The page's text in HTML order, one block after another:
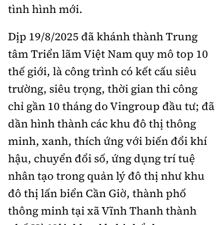
tình hình mới.
Dịp 19/8/2025 đã khánh thành Trung
tâm Triển lãm Việt Nam quy mô top 10
thế giới, là công trình có kết cấu siêu
trường, siêu trọng, thời gian thi công
chỉ gần 10 tháng do Vingroup đầu tư; đã
dần hình thành các khu đô thị thông
minh, xanh, thích ứng với biến đổi khí
hậu, chuyển đổi số, ứng dụng trí tuệ
nhân tạo trong quản lý đô thị như khu
đô thị lấn biển Cần Giờ, thành phố
thông minh tại xã Vĩnh Thanh thành